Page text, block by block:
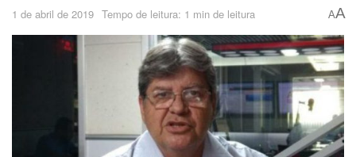
1 de abril de 2019 Tempo de leitura: 1 min de leitura AA